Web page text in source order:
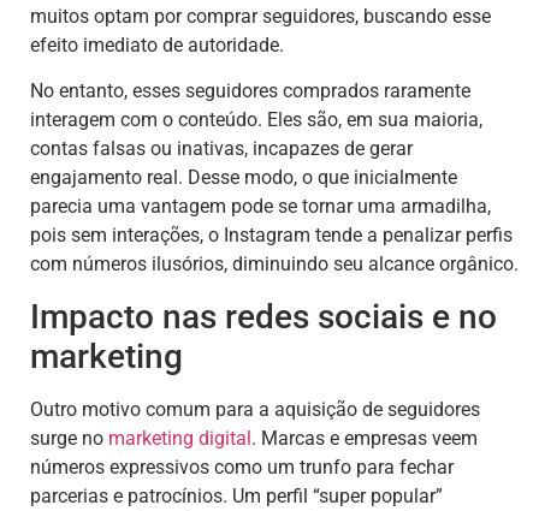
muitos optam por comprar seguidores, buscando esse
efeito imediato de autoridade.
No entanto, esses seguidores comprados raramente
interagem com o conteúdo. Eles são, em sua maioria,
contas falsas ou inativas, incapazes de gerar
engajamento real. Desse modo, o que inicialmente
parecia uma vantagem pode se tornar uma armadilha,
pois sem interações, o Instagram tende a penalizar perfis
com números ilusórios, diminuindo seu alcance orgânico.
Impacto nas redes sociais e no
marketing
Outro motivo comum para a aquisição de seguidores
surge no marketing digital. Marcas e empresas veem
números expressivos como um trunfo para fechar
parcerias e patrocínios. Um perfil “super popular”